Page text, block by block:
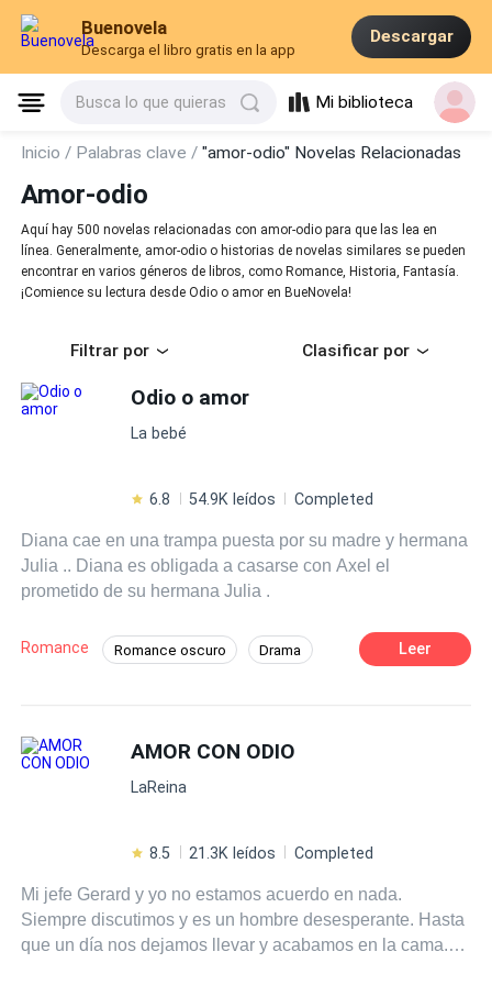
Buenovela
Descarga el libro gratis en la app
Descargar
Busca lo que quieras Mi biblioteca
Inicio / Palabras clave /"amor-odio" Novelas Relacionadas
Amor-odio
Aquí hay 500 novelas relacionadas con amor-odio para que las lea en
línea. Generalmente, amor-odio o historias de novelas similares se pueden
encontrar en varios géneros de libros, como Romance, Historia, Fantasía.
¡Comience su lectura desde Odio o amor en BueNovela!
Filtrar por Clasificar por
Odio o amor
La bebé
6.8 54.9K leídos Completed
Diana cae en una trampa puesta por su madre y hermana
Julia .. Diana es obligada a casarse con Axel el
prometido de su hermana Julia .
Romance Romance oscuro Drama
Dominante CEO
Leer
AMOR CON ODIO
LaReina
8.5 21.3K leídos Completed
Mi jefe Gerard y yo no estamos acuerdo en nada.
Siempre discutimos y es un hombre desesperante. Hasta
que un día nos dejamos llevar y acabamos en la cama.